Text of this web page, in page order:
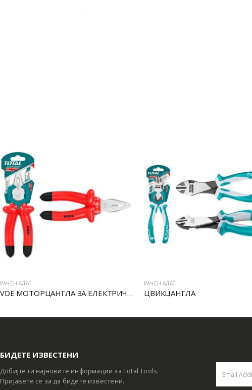
РАЧЕН АЛАТ
VDE МОТОРЦАНГЛА ЗА ЕЛЕКТРИЧАРИ
РАЧЕН АЛАТ
ЦВИКЦАНГЛА
БИДЕТЕ ИЗВЕСТЕНИ
Добијте ги најновите информации за Total Tools.
Пријавете се за да бидете известени.